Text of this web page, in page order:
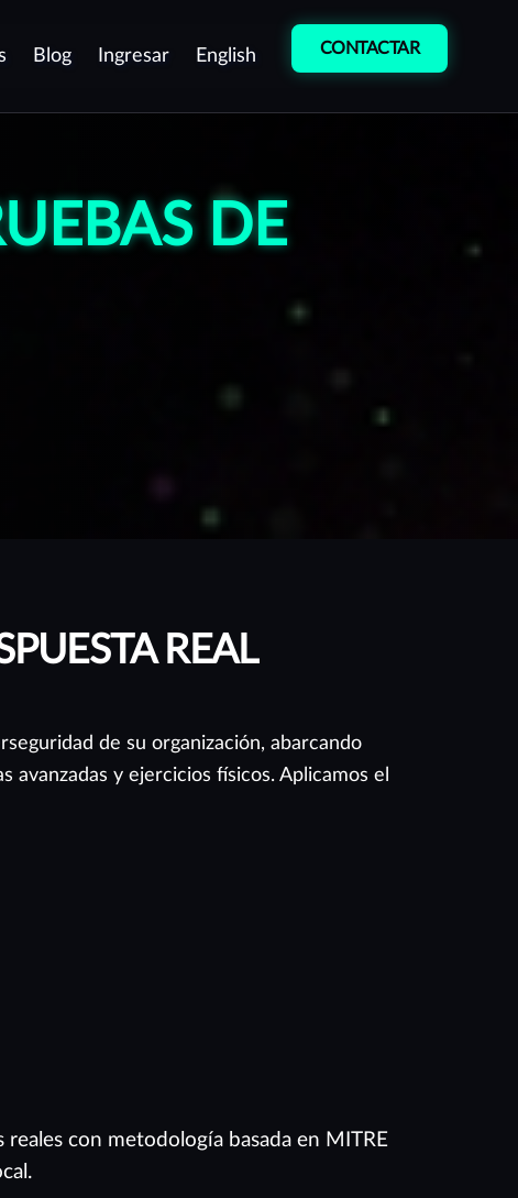
Pentest como servicio
continuo (PTaaS)
Blog Ingresar English CONTACTAR
DE
REAL
de su organización, abarcando
avanzadas y ejercicios físicos. Aplicamos el
reales con metodología basada en MITRE